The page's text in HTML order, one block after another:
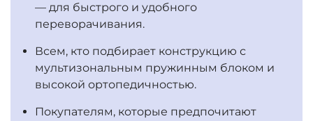
— для быстрого и удобного
переворачивания.
Всем, кто подбирает конструкцию с
мультизональным пружинным блоком и
высокой ортопедичностью.
Покупателям, которые предпочитают